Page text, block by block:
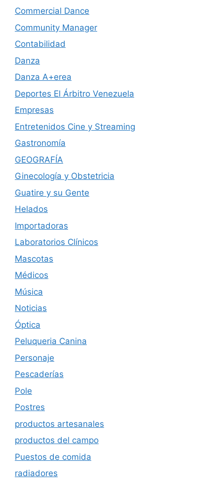
Commercial Dance
Community Manager
Contabilidad
Danza
Danza A+erea
Deportes El Árbitro Venezuela
Empresas
Entretenidos Cine y Streaming
Gastronomía
GEOGRAFÍA
Ginecología y Obstetricia
Guatire y su Gente
Helados
Importadoras
Laboratorios Clínicos
Mascotas
Médicos
Música
Noticias
Óptica
Peluqueria Canina
Personaje
Pescaderías
Pole
Postres
productos artesanales
productos del campo
Puestos de comida
radiadores